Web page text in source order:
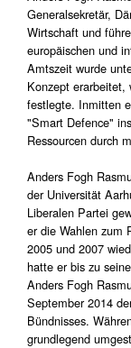
Generalsekretär,
Wirtschaft und
europäischen und
Amtszeit wurde
Konzept erarbeitet,
festlegte. Inmitten
"Smart Defence"
Ressourcen durch
Anders Fogh
der Universität
Liberalen Partei
er die Wahlen zum
2005 und 2007
hatte er bis zu
Anders Fogh
September 2014
Bündnisses.
grundlegend